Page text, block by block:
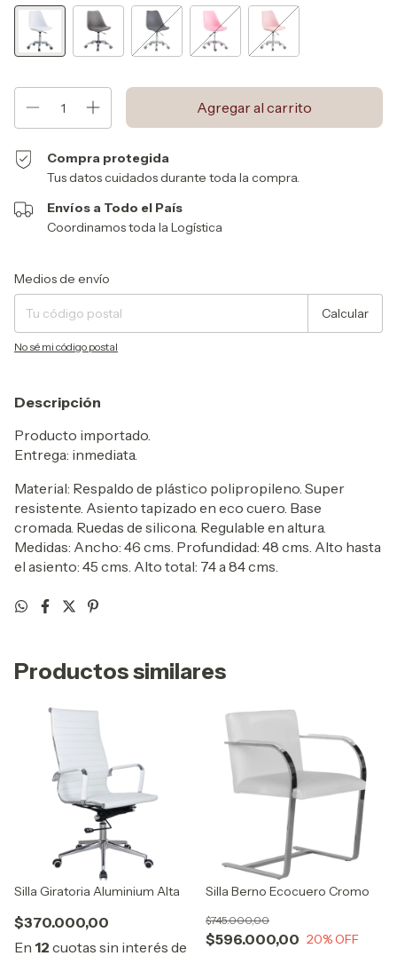
Compra protegida
Tus datos cuidados durante toda la compra.
Envíos a Todo el País
Coordinamos toda la Logística
Entregas para el CP:
Medios de envío
Calcular
No sé mi código postal
Descripción
Producto importado.
Entrega: inmediata.
Material: Respaldo de plástico polipropileno. Super
resistente. Asiento tapizado en eco cuero. Base
cromada. Ruedas de silicona. Regulable en altura.
Medidas: Ancho: 46 cms. Profundidad: 48 cms. Alto hasta
el asiento: 45 cms. Alto total: 74 a 84 cms.
Productos similares
Silla Giratoria Aluminium Alta
$370.000,00
Silla Berno Ecocuero Cromo
$596.000,00
$745.000,00
20% OFF